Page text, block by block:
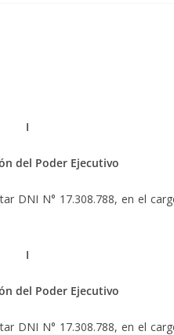
I
del Poder Ejecutivo
N° 17.308.788, en el cargo
I
del Poder Ejecutivo
N° 17.308.788, en el cargo